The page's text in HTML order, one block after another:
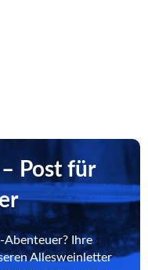
Post für
Abenteuer? Ihre
Allesweinletter